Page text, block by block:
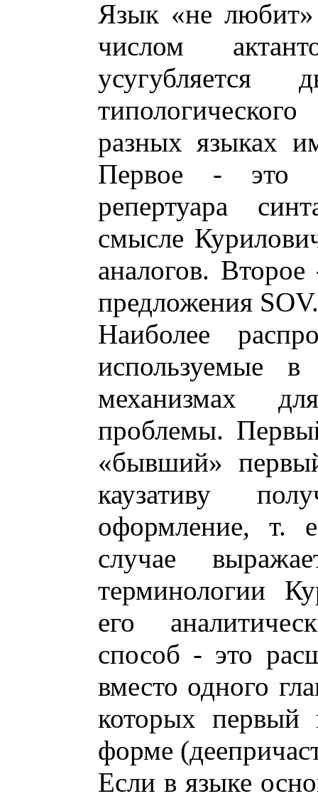
Язык «не
числом
усугубляется
разных языках
Первое - это
репертуара
смысле
аналогов.
предложения SOV.
Наиболее
используемые в
механизмах
проблемы.
«бывший»
каузативу
оформление, т.
случае
терминологии
его
способ - это
вместо одного
которых первый
форме
Если в языке